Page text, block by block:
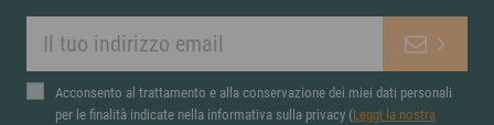
Acconsento al trattamento e alla conservazione dei miei dati personali
per le finalità indicate nella informativa sulla privacy (Leggi la nostra